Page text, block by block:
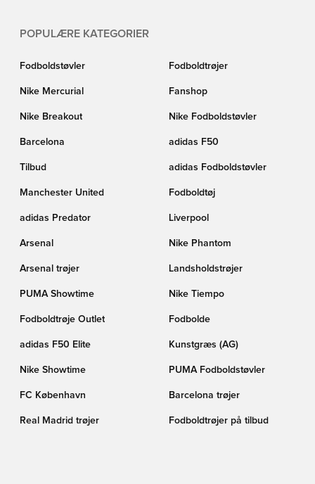
POPULÆRE KATEGORIER
Fodboldstøvler Fodboldtrøjer
Nike Mercurial Fanshop
Nike Breakout Nike Fodboldstøvler
Barcelona adidas F50
Tilbud adidas Fodboldstøvler
Manchester United Fodboldtøj
adidas Predator Liverpool
Arsenal Nike Phantom
Arsenal trøjer Landsholdstrøjer
PUMA Showtime Nike Tiempo
Fodboldtrøje Outlet Fodbolde
adidas F50 Elite Kunstgræs (AG)
Nike Showtime PUMA Fodboldstøvler
FC København Barcelona trøjer
Real Madrid trøjer Fodboldtrøjer på tilbud